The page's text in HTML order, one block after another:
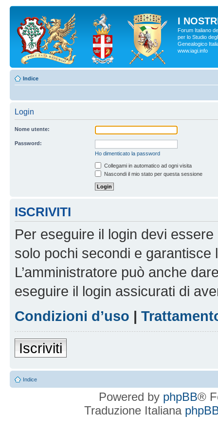
I
Forum Italiano
per lo Studio
Genealogico
www.iagi.info
Indice
Login
Nome utente:
Password:
Ho dimenticato la password
Collegami in automatico ad ogni visita
Nascondi il mio stato per questa sessione
ISCRIVITI
Per eseguire il login devi
solo pochi secondi e garantisce
L’amministratore può anche
eseguire il login assicurati di
Condizioni d’uso |
Iscriviti
Indice
Powered by phpBB®
Traduzione Italiana